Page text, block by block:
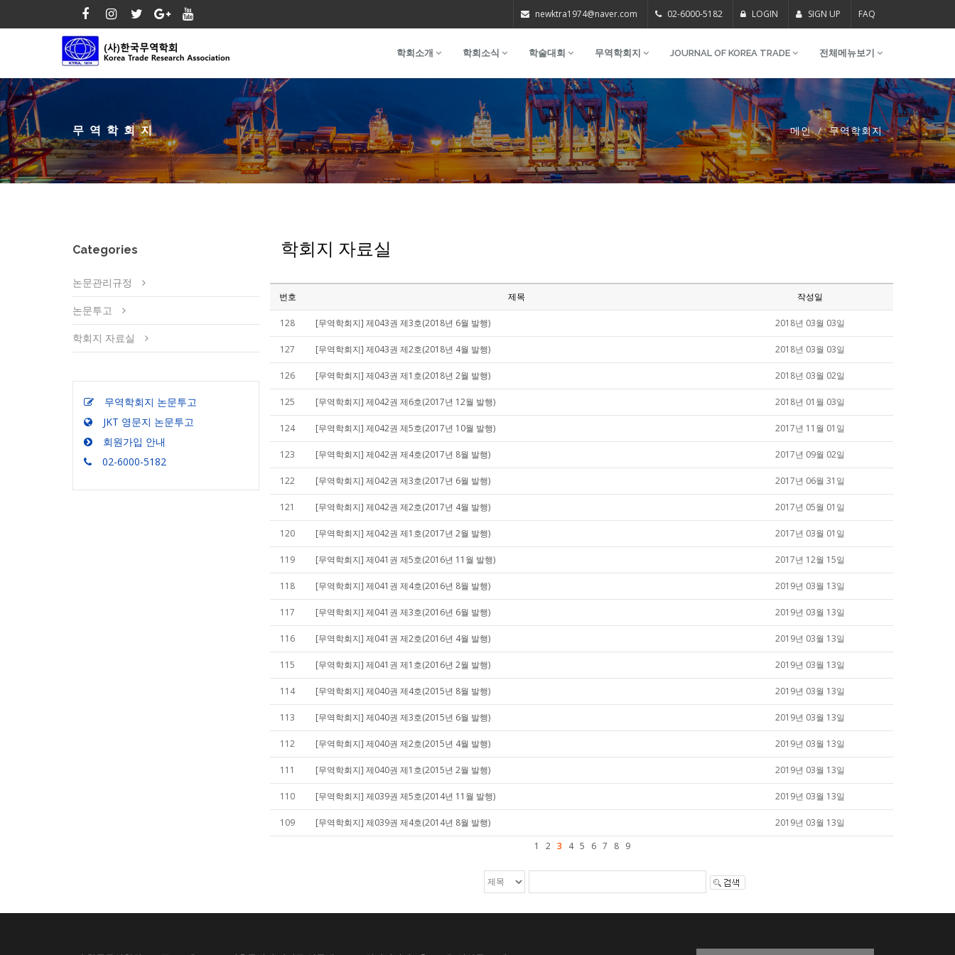
newktra1974@naver.com 02-6000-5182 LOGIN SIGN UP FAQ
학회소개 학회소식 학술대회 무역학회지 JOURNAL OF KOREA TRADE 전체메뉴보기
무역학회지 메인 무역학회지
Categories
논문관리규정
논문투고
학회지 자료실
무역학회지 논문투고
JKT 영문지 논문투고
회원가입 안내
02-6000-5182
학회지 자료실
번호 제목 작성일
128 [무역학회지] 제043권 제3호(2018년 6월 발행) 2018년 03월 03일
127 [무역학회지] 제043권 제2호(2018년 4월 발행) 2018년 03월 03일
126 [무역학회지] 제043권 제1호(2018년 2월 발행) 2018년 03월 02일
125 [무역학회지] 제042권 제6호(2017년 12월 발행) 2018년 01월 03일
124 [무역학회지] 제042권 제5호(2017년 10월 발행) 2017년 11월 01일
123 [무역학회지] 제042권 제4호(2017년 8월 발행) 2017년 09월 02일
122 [무역학회지] 제042권 제3호(2017년 6월 발행) 2017년 06월 31일
121 [무역학회지] 제042권 제2호(2017년 4월 발행) 2017년 05월 01일
120 [무역학회지] 제042권 제1호(2017년 2월 발행) 2017년 03월 01일
119 [무역학회지] 제041권 제5호(2016년 11월 발행) 2017년 12월 15일
118 [무역학회지] 제041권 제4호(2016년 8월 발행) 2019년 03월 13일
117 [무역학회지] 제041권 제3호(2016년 6월 발행) 2019년 03월 13일
116 [무역학회지] 제041권 제2호(2016년 4월 발행) 2019년 03월 13일
115 [무역학회지] 제041권 제1호(2016년 2월 발행) 2019년 03월 13일
114 [무역학회지] 제040권 제4호(2015년 8월 발행) 2019년 03월 13일
113 [무역학회지] 제040권 제3호(2015년 6월 발행) 2019년 03월 13일
112 [무역학회지] 제040권 제2호(2015년 4월 발행) 2019년 03월 13일
111 [무역학회지] 제040권 제1호(2015년 2월 발행) 2019년 03월 13일
110 [무역학회지] 제039권 제5호(2014년 11월 발행) 2019년 03월 13일
109 [무역학회지] 제039권 제4호(2014년 8월 발행)
2019년 03월 13일
1
2 3 4 5 6 7 8 9